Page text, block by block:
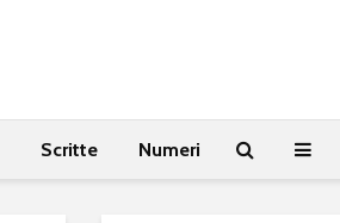
Scritte Numeri